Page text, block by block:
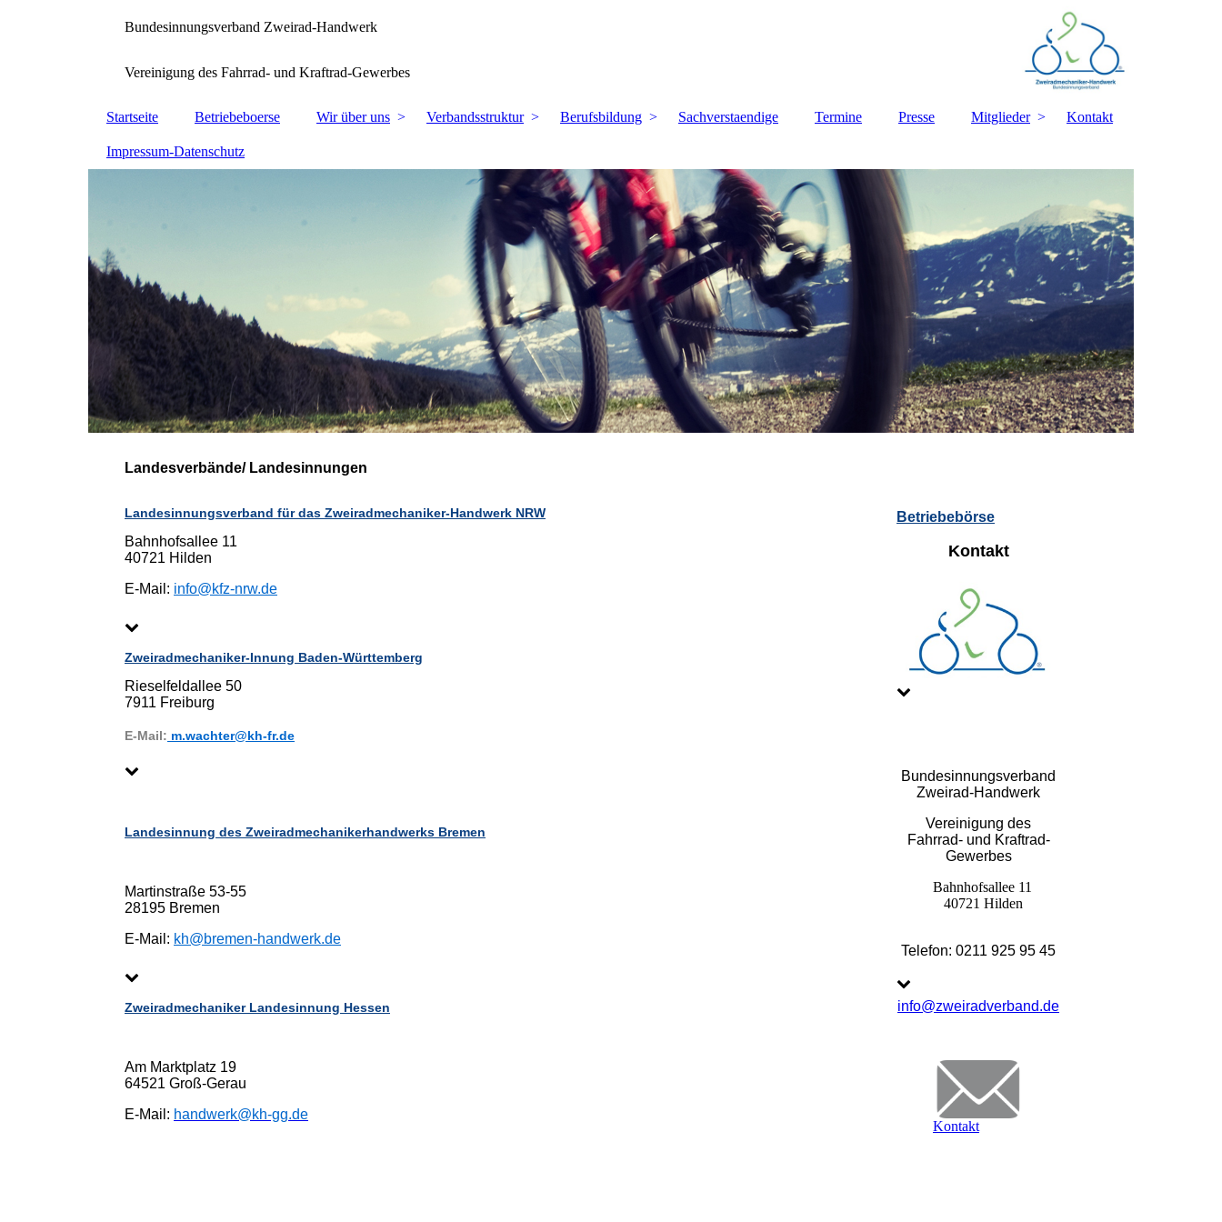
Bundesinnungsverband Zweirad-Handwerk
Vereinigung des Fahrrad- und Kraftrad-Gewerbes
Startseite Betriebeboerse Wir über uns Verbandsstruktur Berufsbildung Sachverstaendige Termine Presse Mitglieder Kontakt
Impressum-Datenschutz
Landesverbände/ Landesinnungen
Landesinnungsverband für das Zweiradmechaniker-Handwerk NRW
Bahnhofsallee 11
40721 Hilden
E-Mail: info@kfz-nrw.de
Zweiradmechaniker-Innung Baden-Württemberg
Rieselfeldallee 50
7911 Freiburg
E-Mail: m.wachter@kh-fr.de
Landesinnung des Zweiradmechanikerhandwerks Bremen
Martinstraße 53-55
28195 Bremen
E-Mail: kh@bremen-handwerk.de
Zweiradmechaniker Landesinnung Hessen
Am Marktplatz 19
64521 Groß-Gerau
E-Mail: handwerk@kh-gg.de
Betriebebörse
Kontakt
Bundesinnungsverband
Zweirad-Handwerk
Vereinigung des
Fahrrad- und Kraftrad-
Gewerbes
Bahnhofsallee 11
40721 Hilden
Telefon: 0211 925 95 45
info@zweiradverband.de
Kontakt